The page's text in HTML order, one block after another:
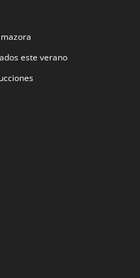
este verano